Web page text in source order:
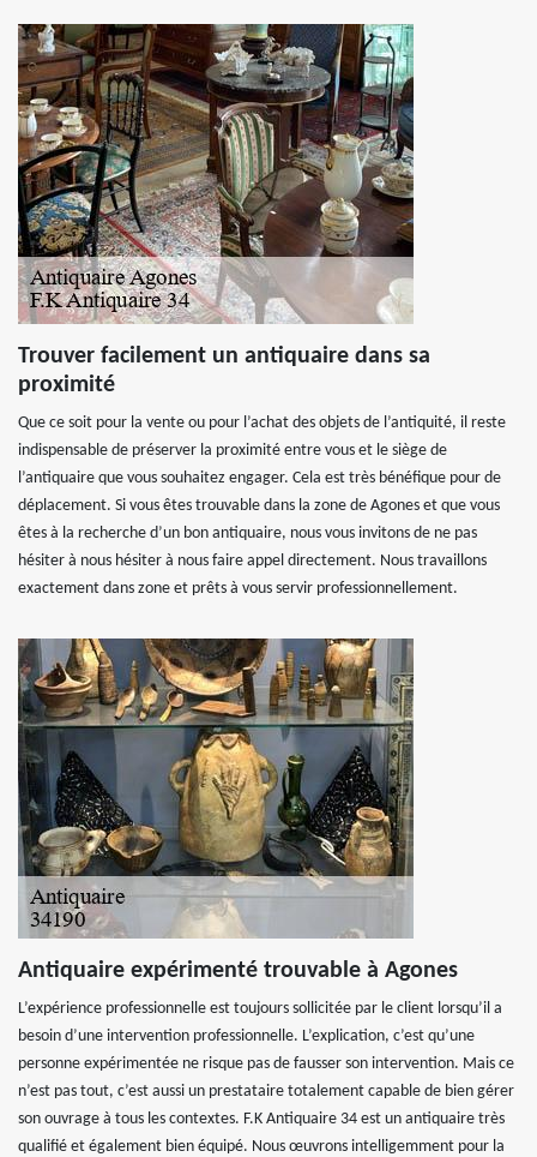
Trouver facilement un antiquaire dans sa
proximité
Que ce soit pour la vente ou pour l’achat des objets de l’antiquité, il reste
indispensable de préserver la proximité entre vous et le siège de
l’antiquaire que vous souhaitez engager. Cela est très bénéfique pour de
déplacement. Si vous êtes trouvable dans la zone de Agones et que vous
êtes à la recherche d’un bon antiquaire, nous vous invitons de ne pas
hésiter à nous hésiter à nous faire appel directement. Nous travaillons
exactement dans zone et prêts à vous servir professionnellement.
Antiquaire expérimenté trouvable à Agones
L’expérience professionnelle est toujours sollicitée par le client lorsqu’il a
besoin d’une intervention professionnelle. L’explication, c’est qu’une
personne expérimentée ne risque pas de fausser son intervention. Mais ce
n’est pas tout, c’est aussi un prestataire totalement capable de bien gérer
son ouvrage à tous les contextes. F.K Antiquaire 34 est un antiquaire très
qualifié et également bien équipé. Nous œuvrons intelligemment pour la